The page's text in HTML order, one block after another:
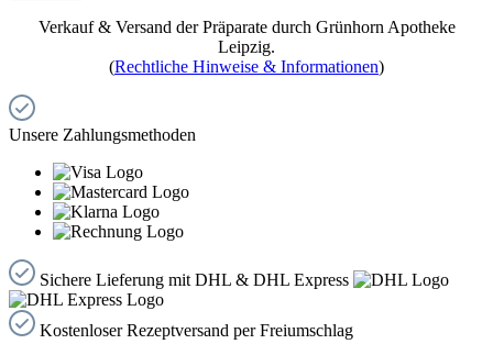
Verkauf & Versand der Präparate durch Grünhorn Apotheke
Leipzig.
(Rechtliche Hinweise & Informationen)
Unsere Zahlungsmethoden
Sichere Lieferung mit DHL & DHL Express
Kostenloser Rezeptversand per Freiumschlag